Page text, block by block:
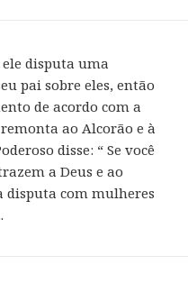
disputa uma
pai sobre eles, então
de acordo com a
ao Alcorão e à
disse: “ Se você
a Deus e ao
disputa com mulheres